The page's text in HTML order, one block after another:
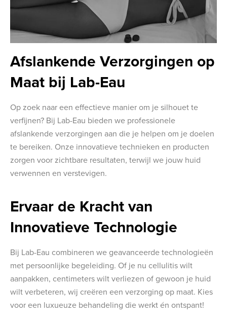
Afslankende Verzorgingen op
Maat bij Lab-Eau
Op zoek naar een effectieve manier om je silhouet te
verfijnen? Bij Lab-Eau bieden we professionele
afslankende verzorgingen aan die je helpen om je doelen
te bereiken. Onze innovatieve technieken en producten
zorgen voor zichtbare resultaten, terwijl we jouw huid
verwennen en verstevigen.
Ervaar de Kracht van
Innovatieve Technologie
Bij Lab-Eau combineren we geavanceerde technologieën
met persoonlijke begeleiding. Of je nu cellulitis wilt
aanpakken, centimeters wilt verliezen of gewoon je huid
wilt verbeteren, wij creëren een verzorging op maat. Kies
voor een luxueuze behandeling die werkt én ontspant!